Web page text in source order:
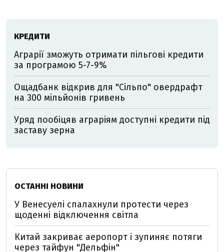
КРЕДИТИ
Аграрії зможуть отримати пільгові кредити
за програмою 5-7-9%
Ощадбанк відкрив для "Сільпо" овердрафт
на 300 мільйонів гривень
Уряд пообіцяв аграріям доступні кредити під
заставу зерна
ОСТАННІ НОВИНИ
У Венесуелі спалахнули протести через
щоденні відключення світла
Китай закриває аеропорт і зупиняє потяги
через тайфун "Дельфін"